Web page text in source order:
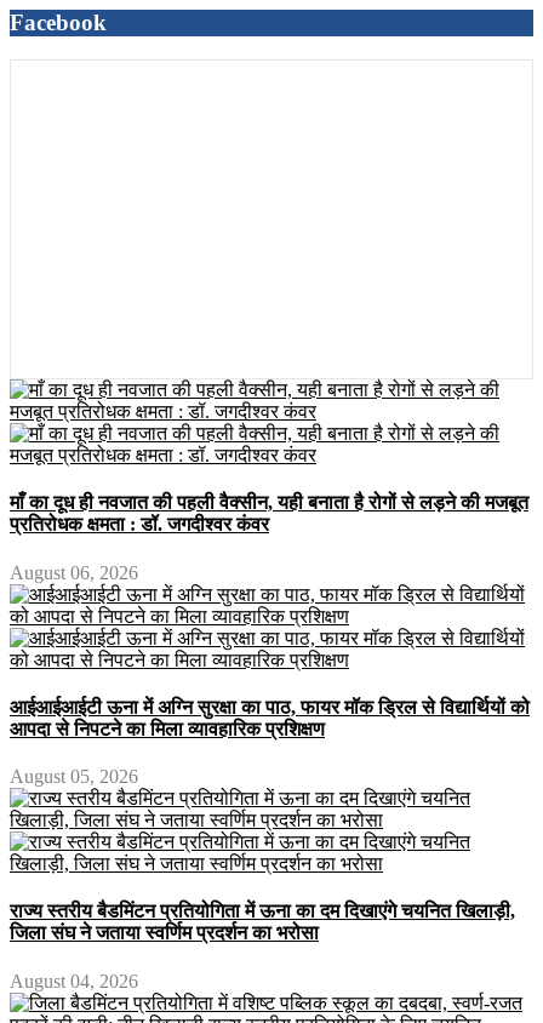
Facebook
माँ का दूध ही नवजात की पहली वैक्सीन, यही बनाता है रोगों से लड़ने की मजबूत
प्रतिरोधक क्षमता : डॉ. जगदीश्वर कंवर
August 06, 2026
आईआईआईटी ऊना में अग्नि सुरक्षा का पाठ, फायर मॉक ड्रिल से विद्यार्थियों को
आपदा से निपटने का मिला व्यावहारिक प्रशिक्षण
August 05, 2026
राज्य स्तरीय बैडमिंटन प्रतियोगिता में ऊना का दम दिखाएंगे चयनित खिलाड़ी,
जिला संघ ने जताया स्वर्णिम प्रदर्शन का भरोसा
August 04, 2026